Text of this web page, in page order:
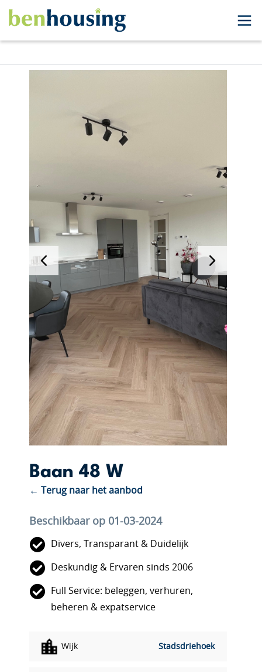
Baan 48 W
← Terug naar het aanbod
Beschikbaar op 01-03-2024
Divers, Transparant & Duidelijk
Deskundig & Ervaren sinds 2006
Full Service: beleggen, verhuren,
beheren & expatservice
Wijk Stadsdriehoek